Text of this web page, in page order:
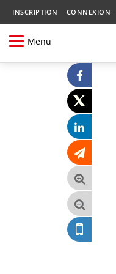
INSCRIPTION CONNEXION
Menu